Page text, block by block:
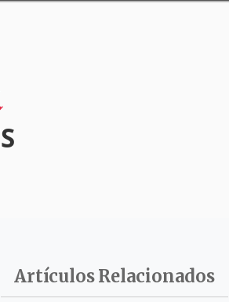
Artículos Relacionados